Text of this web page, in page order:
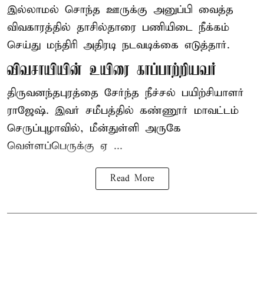
இல்லாமல் சொந்த ஊருக்கு அனுப்பி வைத்த
விவகாரத்தில் தாசில்தாரை பணியிடை நீக்கம்
செய்து மந்திரி அதிரடி நடவடிக்கை எடுத்தார்.
விவசாயியின் உயிரை காப்பாற்றியவர்
திருவனந்தபுரத்தை சேர்ந்த நீச்சல் பயிற்சியாளர்
ராஜேஷ். இவர் சமீபத்தில் கண்ணூர் மாவட்டம்
செருப்புழாவில், மீன்துள்ளி அருகே
வெள்ளப்பெருக்கு ஏ ...
Read More